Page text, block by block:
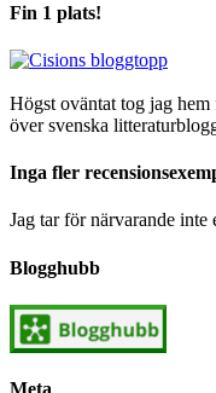
Fin 1 plats!
Högst oväntat tog jag
över svenska
Inga fler
Jag tar för närvarande inte
Blogghubb